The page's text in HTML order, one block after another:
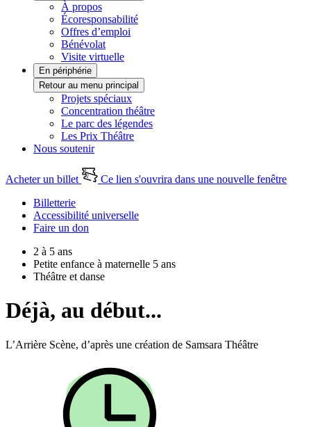
À propos
Écoresponsabilité
Offres d’emploi
Bénévolat
Visite virtuelle
En périphérie
Retour au menu principal
Projets spéciaux
Concentration théâtre
Le parc des légendes
Les Prix Théâtre
Nous soutenir
Acheter un billet
Ce lien s'ouvrira dans une nouvelle fenêtre
Billetterie
Accessibilité universelle
Faire un don
2 à 5 ans
Petite enfance à maternelle 5 ans
Théâtre et danse
Déjà, au début...
L’Arrière Scène, d’après une création de Samsara Théâtre